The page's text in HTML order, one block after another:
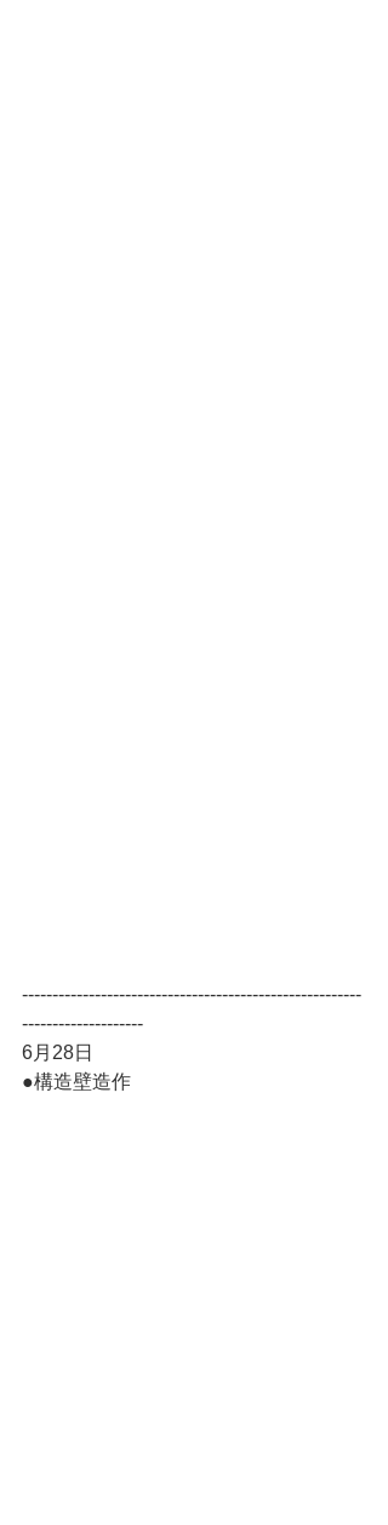
--------------------------------------------------------
--------------------
6月28日
●構造壁造作